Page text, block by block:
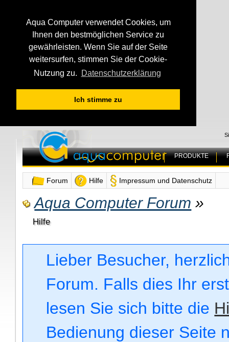
Aqua Computer verwendet Cookies, um
Ihnen den bestmöglichen Service zu
gewährleisten. Wenn Sie auf der Seite
weitersurfen, stimmen Sie der Cookie-
Nutzung zu.
Datenschutzerklärung
Ich stimme zu
PRODUKTE
Forum Hilfe Impressum und Datenschutz
Aqua Computer Forum »
Hilfe
Lieber Besucher,
Forum. Falls dies Ihr
lesen Sie sich bitte die
Bedienung dieser Seite